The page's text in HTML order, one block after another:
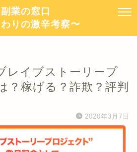
副業の窓口
りの激辛考察〜
レイブストーリープ
？稼げる？詐欺？評判
2020年3月7日